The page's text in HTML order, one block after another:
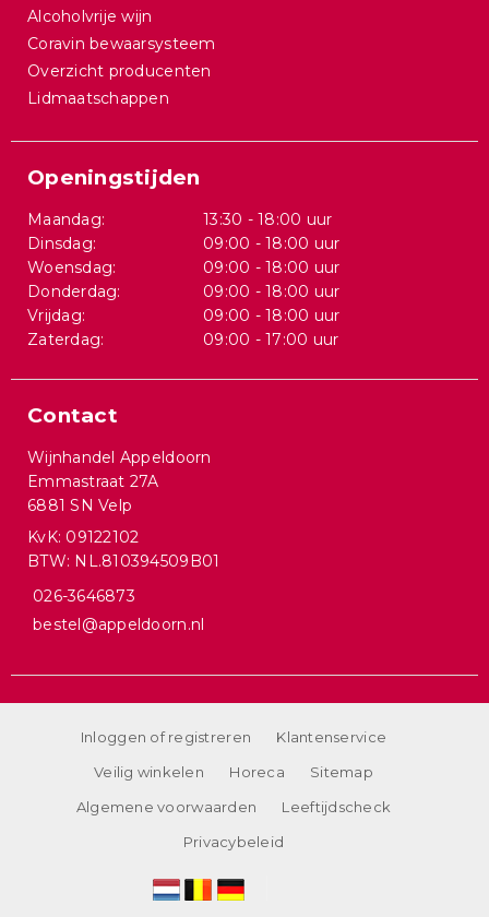
Alcoholvrije wijn
Coravin bewaarsysteem
Overzicht producenten
Lidmaatschappen
Openingstijden
Maandag:
13:30 - 18:00 uur
Dinsdag:
09:00 - 18:00 uur
Woensdag:
09:00 - 18:00 uur
Donderdag:
09:00 - 18:00 uur
Vrijdag:
09:00 - 18:00 uur
Zaterdag:
09:00 - 17:00 uur
Contact
Wijnhandel Appeldoorn
Emmastraat 27A
6881 SN Velp
KvK: 09122102
BTW: NL.810394509B01
026-3646873
bestel@appeldoorn.nl
Inloggen of registreren
Klantenservice
Veilig winkelen
Horeca
Sitemap
Algemene voorwaarden
Leeftijdscheck
Privacybeleid